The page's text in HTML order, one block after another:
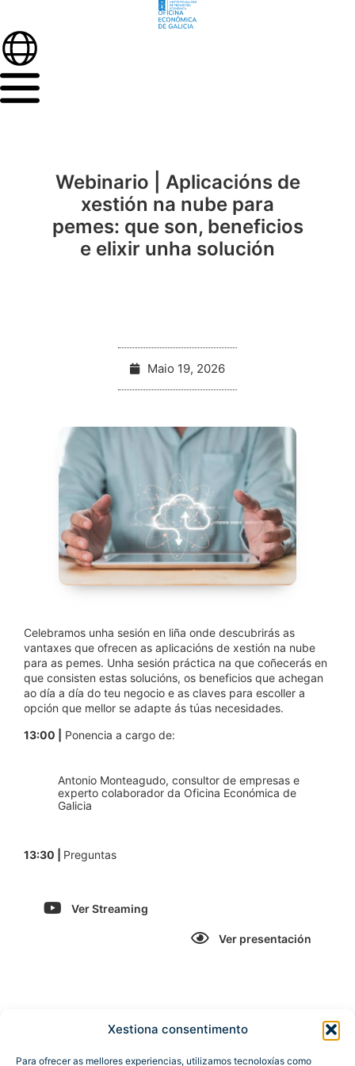
Xestiona consentimento
Para ofrecer as mellores experiencias, utilizamos tecnoloxías como
Webinario | Aplicacións de
xestión na nube para
pemes: que son, beneficios
e elixir unha solución
Maio 19, 2026
Celebramos unha sesión en liña onde descubrirás as
vantaxes que ofrecen as aplicacións de xestión na nube
para as pemes. Unha sesión práctica na que coñecerás en
que consisten estas solucións, os beneficios que achegan
ao día a día do teu negocio e as claves para escoller a
opción que mellor se adapte ás túas necesidades.
13:00 |
Ponencia a cargo de:
Antonio Monteagudo, consultor de empresas e
experto colaborador da Oficina Económica de
Galicia
13:30 | Preguntas
Ver Streaming
Ver presentación